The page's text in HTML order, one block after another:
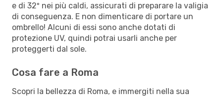
e di 32º nei più caldi, assicurati di preparare la valigia
di conseguenza. E non dimenticare di portare un
ombrello! Alcuni di essi sono anche dotati di
protezione UV, quindi potrai usarli anche per
proteggerti dal sole.
Cosa fare a Roma
Scopri la bellezza di Roma, e immergiti nella sua